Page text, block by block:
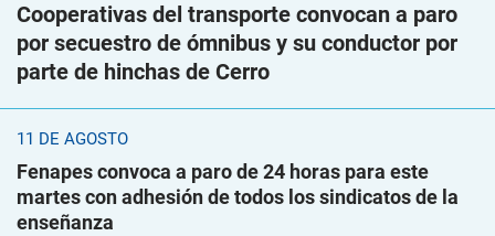
Cooperativas del transporte convocan a paro
por secuestro de ómnibus y su conductor por
parte de hinchas de Cerro
11 DE AGOSTO
Fenapes convoca a paro de 24 horas para este
martes con adhesión de todos los sindicatos de la
enseñanza